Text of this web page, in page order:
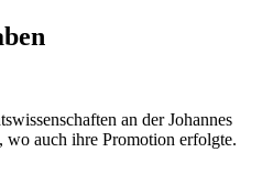
an der Johannes
auch ihre Promotion erfolgte.